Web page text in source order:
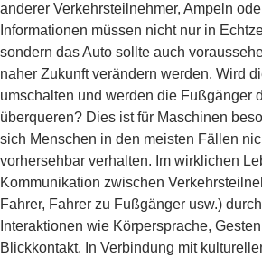
anderer Verkehrsteilnehmer, Ampeln
Informationen müssen nicht nur in
sondern das Auto sollte auch
naher Zukunft verändern werden. Wird
umschalten und werden die Fußgänger
überqueren? Dies ist für Maschinen
sich Menschen in den meisten Fällen
vorhersehbar verhalten. Im wirklichen
Kommunikation zwischen
Fahrer, Fahrer zu Fußgänger usw.)
Interaktionen wie Körpersprache,
Blickkontakt. In Verbindung mit